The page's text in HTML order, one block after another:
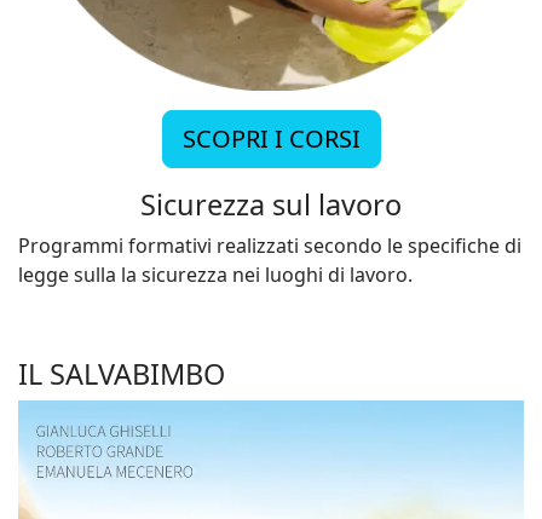
SCOPRI I CORSI
Sicurezza sul lavoro
Programmi formativi realizzati secondo le specifiche di
legge sulla la sicurezza nei luoghi di lavoro.
IL SALVABIMBO